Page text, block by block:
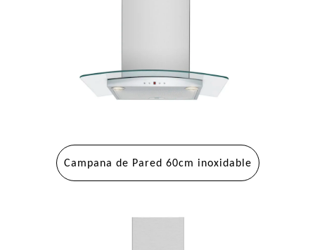
Campana de Pared 60cm inoxidable